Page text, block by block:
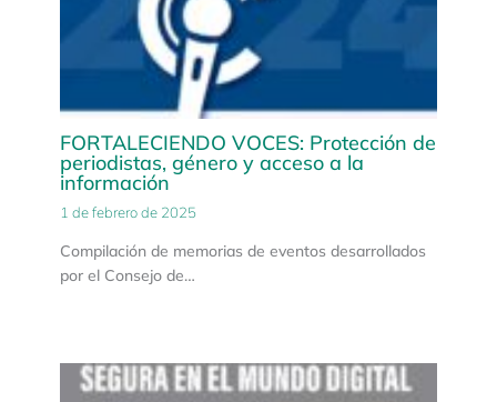
FORTALECIENDO VOCES: Protección de
periodistas, género y acceso a la
información
1 de febrero de 2025
Compilación de memorias de eventos desarrollados
por el Consejo de…